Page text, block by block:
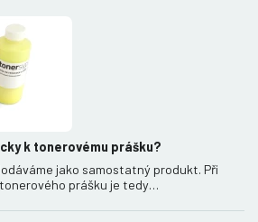
k tonerovému prášku?
jako samostatný produkt. Při
prášku je tedy…